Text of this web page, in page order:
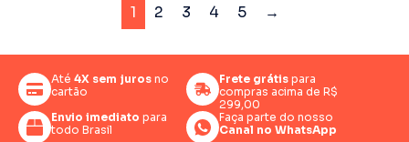
1 2 3 4 5 →
Até 4X sem juros no
cartão
Frete grátispara
compras acima de R$
299,00
Envio imediato para
todo Brasil
Faça parte do nosso
Canal no WhatsApp